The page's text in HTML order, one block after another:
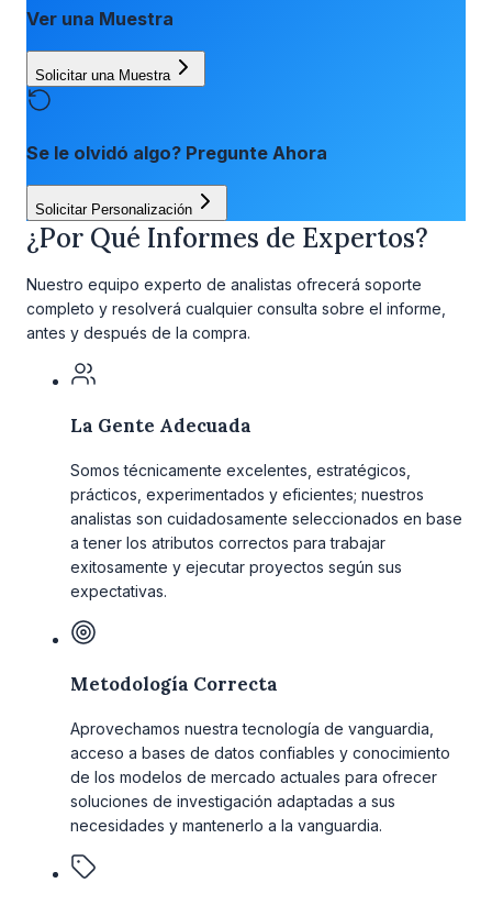
Ver una Muestra
Solicitar una Muestra
Se le olvidó algo? Pregunte Ahora
Solicitar Personalización
¿Por Qué Informes de Expertos?
Nuestro equipo experto de analistas ofrecerá soporte
completo y resolverá cualquier consulta sobre el informe,
antes y después de la compra.
La Gente Adecuada
Somos técnicamente excelentes, estratégicos,
prácticos, experimentados y eficientes; nuestros
analistas son cuidadosamente seleccionados en base
a tener los atributos correctos para trabajar
exitosamente y ejecutar proyectos según sus
expectativas.
Metodología Correcta
Aprovechamos nuestra tecnología de vanguardia,
acceso a bases de datos confiables y conocimiento
de los modelos de mercado actuales para ofrecer
soluciones de investigación adaptadas a sus
necesidades y mantenerlo a la vanguardia.